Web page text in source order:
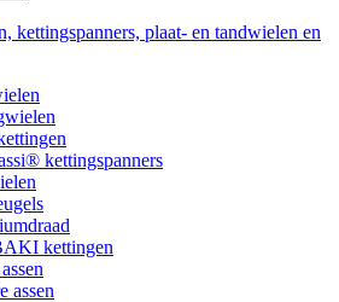
kettingspanners, plaat- en tandwielen en
kettingspanners
kettingen
assen